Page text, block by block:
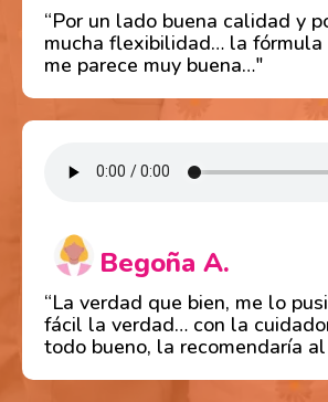
“Por un lado buena calidad y
mucha flexibilidad… la fórmula
me parece muy buena…"
Begoña A.
“La verdad que bien, me lo
fácil la verdad… con la
todo bueno, la recomendaría al